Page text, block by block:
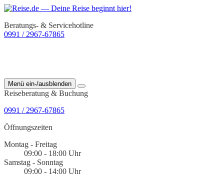
Beratungs- & Servicehotline
0991 / 2967-67865
Menü ein-/ausblenden
Reiseberatung & Buchung
0991 / 2967-67865
Öffnungszeiten
Montag - Freitag
09:00 - 18:00 Uhr
Samstag - Sonntag
09:00 - 14:00 Uhr